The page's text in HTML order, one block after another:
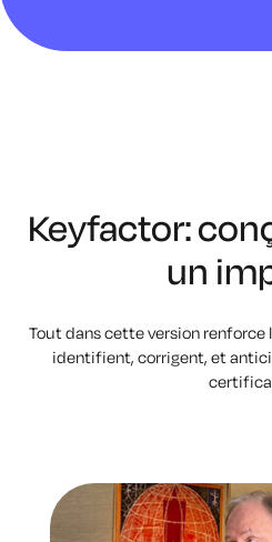
Keyfactor:
un
Tout dans cette version
identifient, corrigent, et